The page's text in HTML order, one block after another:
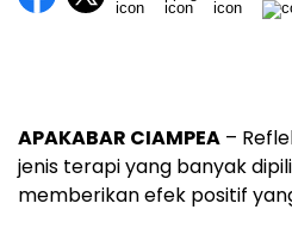
APAKABAR CIAMPEA –
jenis terapi yang banyak
memberikan efek positif